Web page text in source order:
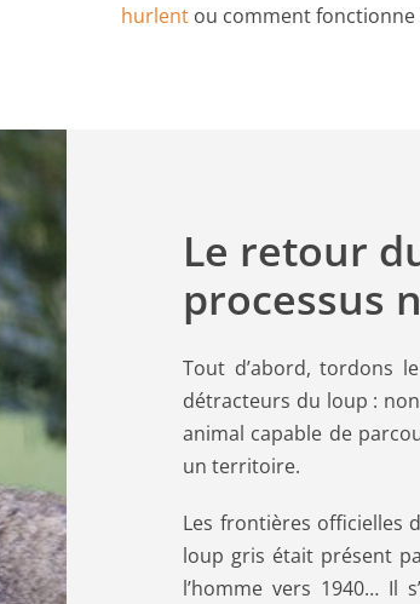
hurlent ou comment
Le retour
processus
Tout d’abord, tordons
détracteurs du loup :
animal capable de
un territoire.
Les frontières officielles
loup gris était présent
l’homme vers 1940… Il